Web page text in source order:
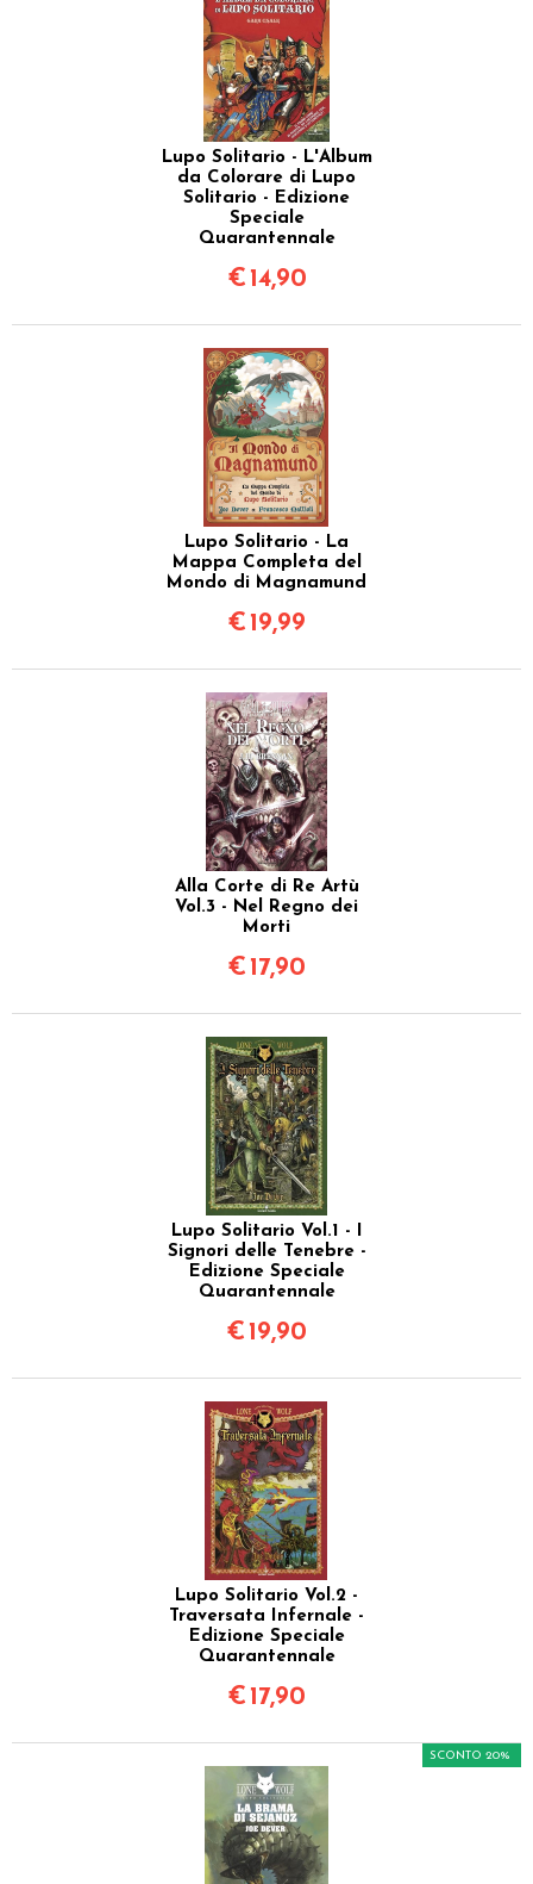
Lupo Solitario - L'Album
da Colorare di Lupo
Solitario - Edizione
Speciale
Quarantennale
€ 14,90
Lupo Solitario - La
Mappa Completa del
Mondo di Magnamund
€ 19,99
Alla Corte di Re Artù
Vol.3 - Nel Regno dei
Morti
€ 17,90
Lupo Solitario Vol.1 - I
Signori delle Tenebre -
Edizione Speciale
Quarantennale
€ 19,90
Lupo Solitario Vol.2 -
Traversata Infernale -
Edizione Speciale
Quarantennale
€ 17,90
SCONTO 20%